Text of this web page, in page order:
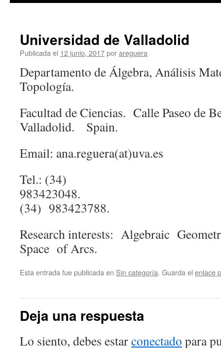
Universidad de Valladolid
Publicada el 12 junio, 2017porareguera
Departamento de Álgebra, Análisis
Topología.
Facultad de Ciencias. Calle Paseo de
Valladolid. Spain.
Email: ana.reguera(at)uva.es
Tel.: (34)
(34) 983423788.
Research interests: Algebraic
Space of Arcs.
Esta entrada fue publicada en Sin categoría. Guarda el enlace
Deja una respuesta
Lo siento, debes estarconectado para